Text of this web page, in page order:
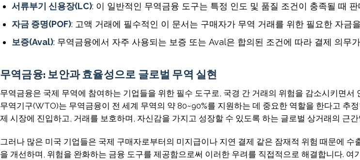
서류부기 신용장(LC): 이 일반적인 무역금융 도구는 특정 인도 및 품질 조건이 충족될 때
자금 증명(POF): 고액 거래에 필수적인 이 문서는 구매자가 무역 거래를 위한 필요한 자금
보증(Aval): 무역금융에서 자주 사용되는 보증 또는 Aval은 합의된 조건에 따라 결제 의무
무역금융: 보안과 효율성으로 글로벌 무역 실현
무역금융은 국제 무역에 참여하는 기업들을 위한 필수 도구로, 국경 간 거래의 위험을 감소시키면
무역기구(WTO)는 무역금융이 전 세계 무역의 약 80~90%를 지원하는 데 중요한 역할을 한다고 추
제 시장에 진입하고, 거래를 보호하며, 자신감을 가지고 성장할 수 있도록 하는 글로벌 상거래의 근
그러나 많은 미국 기업들은 국제 구매자로부터의 미지급이나 지연 결제 같은 잠재적 위험 때문에
을 개선하며, 위험을 완화하는 금융 도구를 제공함으로써 이러한 우려를 직접적으로 해결합니다.